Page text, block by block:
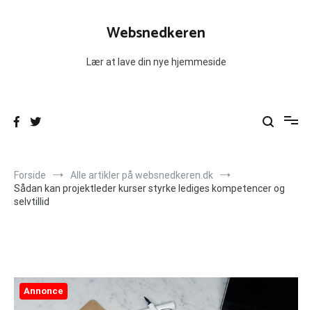
Websnedkeren
Lær at lave din nye hjemmeside
Forside
Alle artikler på websnedkeren.dk
Sådan kan projektleder kurser styrke lediges kompetencer og
selvtillid
Annonce